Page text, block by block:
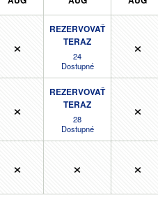
×
REZERVOVAŤ
TERAZ
24
Dostupné
×
×
REZERVOVAŤ
TERAZ
28
Dostupné
×
× × ×